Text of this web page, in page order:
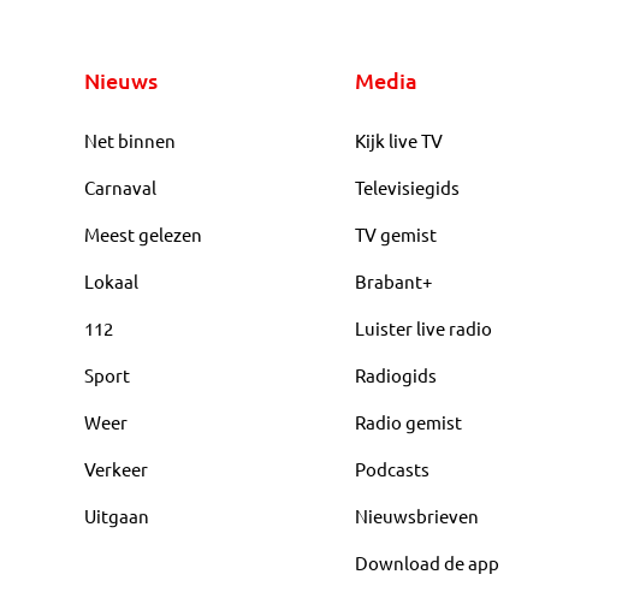
Nieuws
Net binnen
Carnaval
Meest gelezen
Lokaal
112
Sport
Weer
Verkeer
Uitgaan
Media
Kijk live TV
Televisiegids
TV gemist
Brabant+
Luister live radio
Radiogids
Radio gemist
Podcasts
Nieuwsbrieven
Download de app